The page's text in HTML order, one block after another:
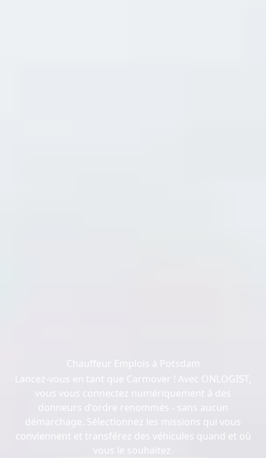
Chauffeur Emplois à Potsdam
Lancez-vous en tant que Carmover ! Avec ONLOGIST,
vous vous connectez numériquement à des
donneurs d'ordre renommés - sans aucun
démarchage. Sélectionnez les missions qui vous
conviennent et transférez des véhicules quand et où
vous le souhaitez.